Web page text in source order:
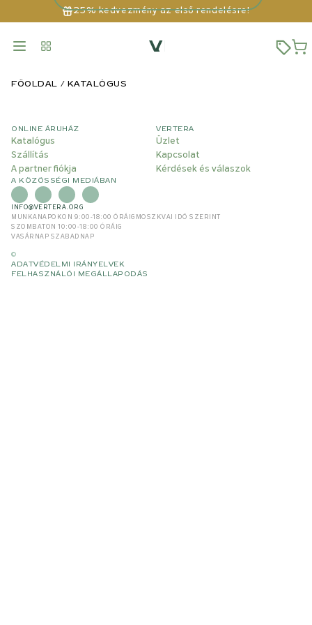
25% kedvezmény az első rendelésre!
FŐOLDAL KATALÓGUS
ONLINE ÁRUHÁZ
Katalógus
Szállítás
A partner fiókja
VERTERA
Üzlet
Kapcsolat
Kérdések és válaszok
A KÖZÖSSÉGI MEDIÁBAN
INFO@VERTERA.ORG
MUNKANAPOKON 9:00-18:00 ÓRÁIG MOSZKVAI IDŐ SZERINT
SZOMBATON 10:00-18:00 ÓRÁIG
VASÁRNAP SZABADNAP
©
ADATVÉDELMI IRÁNYELVEK
FELHASZNÁLÓI MEGÁLLAPODÁS